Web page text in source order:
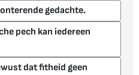
gedachte.
pech kan iedereen
dat fitheid geen